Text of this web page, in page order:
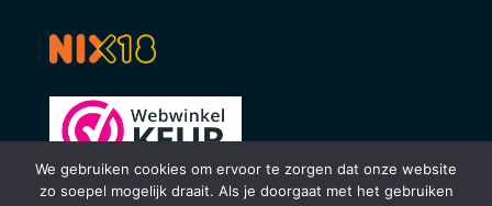
We gebruiken cookies om ervoor te zorgen dat onze website
zo soepel mogelijk draait. Als je doorgaat met het gebruiken